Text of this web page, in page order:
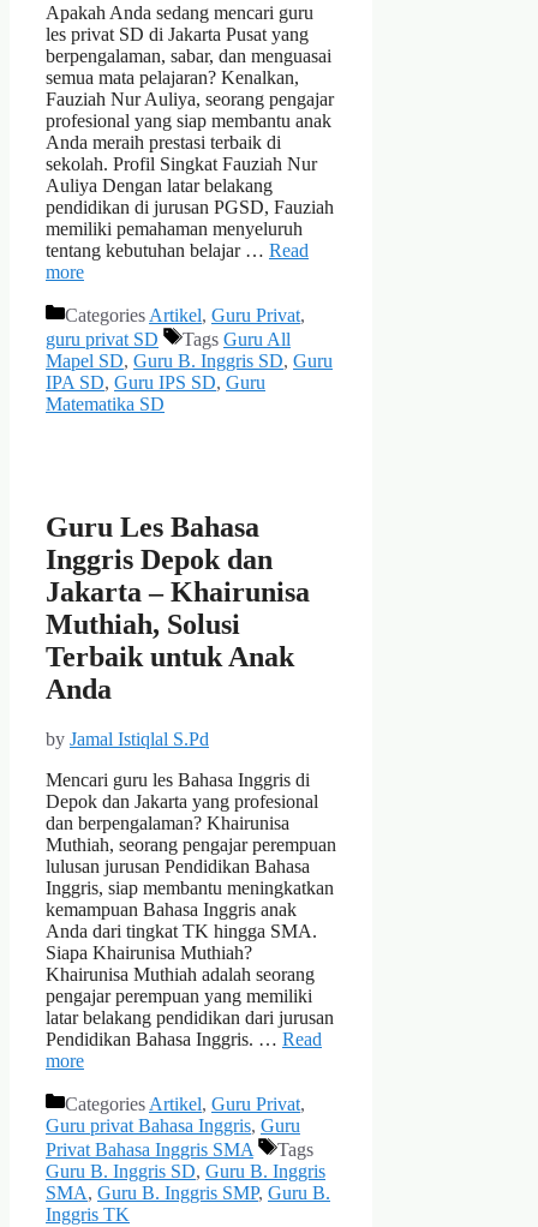
Apakah Anda sedang mencari guru
les privat SD di Jakarta Pusat yang
berpengalaman, sabar, dan menguasai
semua mata pelajaran? Kenalkan,
Fauziah Nur Auliya, seorang pengajar
profesional yang siap membantu anak
Anda meraih prestasi terbaik di
sekolah. Profil Singkat Fauziah Nur
Auliya Dengan latar belakang
pendidikan di jurusan PGSD, Fauziah
memiliki pemahaman menyeluruh
tentang kebutuhan belajar … Read
more
Categories Artikel, Guru Privat,
guru privat SD
Tags Guru All
Mapel SD, Guru B. Inggris SD, Guru
IPA SD, Guru IPS SD, Guru
Matematika SD
Guru Les Bahasa
Inggris Depok dan
Jakarta – Khairunisa
Muthiah, Solusi
Terbaik untuk Anak
Anda
by Jamal Istiqlal S.Pd
Mencari guru les Bahasa Inggris di
Depok dan Jakarta yang profesional
dan berpengalaman? Khairunisa
Muthiah, seorang pengajar perempuan
lulusan jurusan Pendidikan Bahasa
Inggris, siap membantu meningkatkan
kemampuan Bahasa Inggris anak
Anda dari tingkat TK hingga SMA.
Siapa Khairunisa Muthiah?
Khairunisa Muthiah adalah seorang
pengajar perempuan yang memiliki
latar belakang pendidikan dari jurusan
Pendidikan Bahasa Inggris. … Read
more
CategoriesArtikel, Guru Privat,
Guru privat Bahasa Inggris, Guru
Privat Bahasa Inggris SMA
Tags
Guru B. Inggris SD, Guru B. Inggris
SMA, Guru B. Inggris SMP, Guru B.
Inggris TK